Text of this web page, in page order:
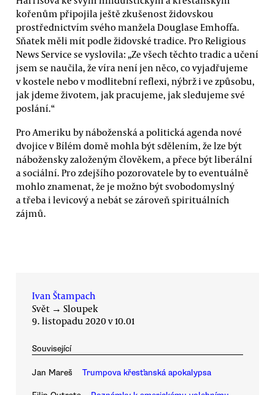
kořenům připojila ještě zkušenost židovskou
prostřednictvím svého manžela Douglase Emhoffa.
Sňatek měli mít podle židovské tradice. Pro Religious
News Service se vyslovila: „Ze všech těchto tradic a učení
jsem se naučila, že víra není jen něco, co vyjadřujeme
v kostele nebo v modlitební reflexi, nýbrž i ve způsobu,
jak jdeme životem, jak pracujeme, jak sledujeme své
poslání.“
Pro Ameriku by náboženská a politická agenda nové
dvojice v Bílém domě mohla být sdělením, že lze být
nábožensky založeným člověkem, a přece být liberální
a sociální. Pro zdejšího pozorovatele by to eventuálně
mohlo znamenat, že je možno být svobodomyslný
a třeba i levicový a nebát se zároveň spirituálních
zájmů.
Ivan Štampach
Svět → Sloupek
9. listopadu 2020 v 10.01
Související
Jan Mareš Trumpova křesťanská apokalypsa